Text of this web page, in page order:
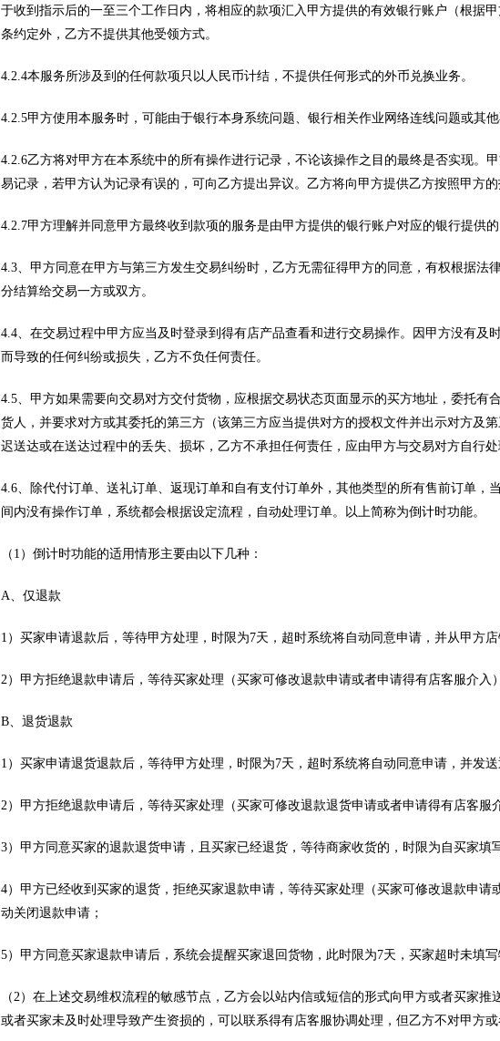
于收到指示后的一至三个工作日内，将相应的款项汇入甲方提供的有效银行账户（根据
条约定外，乙方不提供其他受领方式。
4.2.4本服务所涉及到的任何款项只以人民币计结，不提供任何形式的外币兑换业务。
4.2.5甲方使用本服务时，可能由于银行本身系统问题、银行相关作业网络连线问题或其
4.2.6乙方将对甲方在本系统中的所有操作进行记录，不论该操作之目的最终是否实现。
易记录，若甲方认为记录有误的，可向乙方提出异议。乙方将向甲方提供乙方按照甲方的
4.2.7甲方理解并同意甲方最终收到款项的服务是由甲方提供的银行账户对应的银行提供
4.3、甲方同意在甲方与第三方发生交易纠纷时，乙方无需征得甲方的同意，有权根据法
分结算给交易一方或双方。
4.4、在交易过程中甲方应当及时登录到得有店产品查看和进行交易操作。因甲方没有及
而导致的任何纠纷或损失，乙方不负任何责任。
4.5、甲方如果需要向交易对方交付货物，应根据交易状态页面显示的买方地址，委托有
货人，并要求对方或其委托的第三方（该第三方应当提供对方的授权文件并出示对方及
迟送达或在送达过程中的丢失、损坏，乙方不承担任何责任，应由甲方与交易对方自行处
4.6、除代付订单、送礼订单、返现订单和自有支付订单外，其他类型的所有售前订单，
间内没有操作订单，系统都会根据设定流程，自动处理订单。以上简称为倒计时功能。
（1）倒计时功能的适用情形主要由以下几种：
A、仅退款
1）买家申请退款后，等待甲方处理，时限为7天，超时系统将自动同意申请，并从甲方店
2）甲方拒绝退款申请后，等待买家处理（买家可修改退款申请或者申请得有店客服介入
B、退货退款
1）买家申请退货退款后，等待甲方处理，时限为7天，超时系统将自动同意申请，并发
2）甲方拒绝退款申请后，等待买家处理（买家可修改退款退货申请或者申请得有店客服
3）甲方同意买家的退款退货申请，且买家已经退货，等待商家收货的，时限为自买家填
4）甲方已经收到买家的退货，拒绝买家退款申请，等待买家处理（买家可修改退款申
动关闭退款申请；
5）甲方同意买家退款申请后，系统会提醒买家退回货物，此时限为7天，买家超时未填
（2）在上述交易维权流程的敏感节点，乙方会以站内信或短信的形式向甲方或者买家
或者买家未及时处理导致产生资损的，可以联系得有店客服协调处理，但乙方不对甲方或